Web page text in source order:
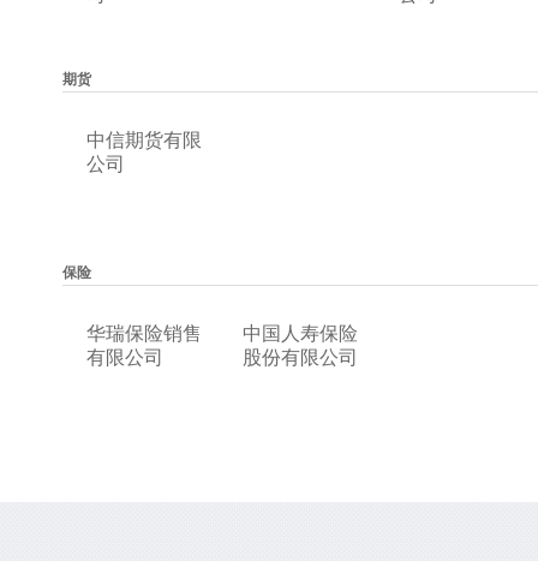
期货
中信期货有限
公司
保险
华瑞保险销售
有限公司
中国人寿保险
股份有限公司